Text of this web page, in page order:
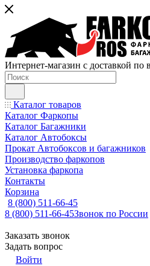
Интернет-магазин с доставкой по
Каталог товаров
Каталог Фаркопы
Каталог Багажники
Каталог Автобоксы
Прокат Автобоксов и багажников
Производство фаркопов
Установка фаркопа
Контакты
Корзина
8 (800) 511-66-45
8 (800) 511-66-45Звонок по России
Заказать звонок
Задать вопрос
Войти